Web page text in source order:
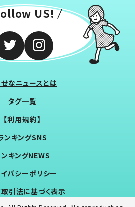
US!
なニュースとは
タグ一覧
【利用規約】
ンキングSNS
キングNEWS
バシーポリシー
引法に基づく表示